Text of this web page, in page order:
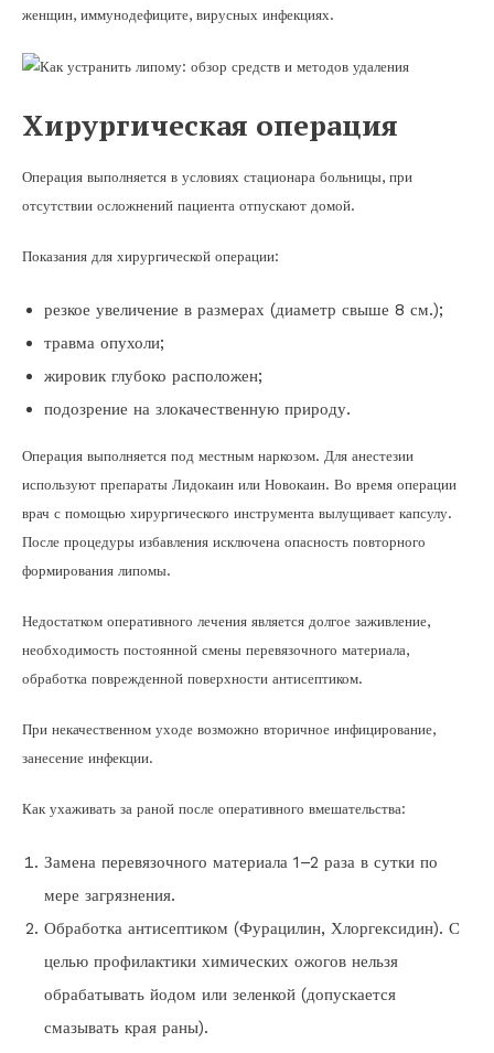
женщин, иммунодефиците, вирусных инфекциях.
Хирургическая операция
Операция выполняется в условиях стационара больницы, при
отсутствии осложнений пациента отпускают домой.
Показания для хирургической операции:
резкое увеличение в размерах (диаметр свыше 8 см.);
травма опухоли;
жировик глубоко расположен;
подозрение на злокачественную природу.
Операция выполняется под местным наркозом. Для анестезии
используют препараты Лидокаин или Новокаин. Во время операции
врач с помощью хирургического инструмента вылущивает капсулу.
После процедуры избавления исключена опасность повторного
формирования липомы.
Недостатком оперативного лечения является долгое заживление,
необходимость постоянной смены перевязочного материала,
обработка поврежденной поверхности антисептиком.
При некачественном уходе возможно вторичное инфицирование,
занесение инфекции.
Как ухаживать за раной после оперативного вмешательства:
Замена перевязочного материала 1–2 раза в сутки по
мере загрязнения.
Обработка антисептиком (Фурацилин, Хлоргексидин). С
целью профилактики химических ожогов нельзя
обрабатывать йодом или зеленкой (допускается
смазывать края раны).